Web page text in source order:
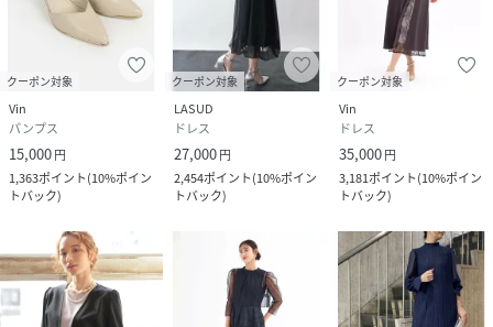
クーポン対象
Vin
パンプス
15,000円
1,363ポイント(10%ポイン
トバック)
クーポン対象
LASUD
ドレス
27,000円
2,454ポイント(10%ポイン
トバック)
クーポン対象
Vin
ドレス
35,000円
3,181ポイント(10%ポイン
トバック)